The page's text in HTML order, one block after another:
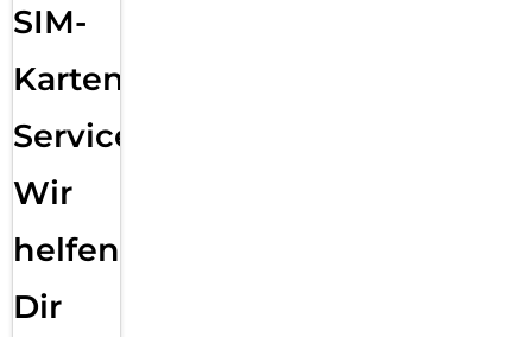
SIM-
Karten
Service:
Wir
helfen
Dir